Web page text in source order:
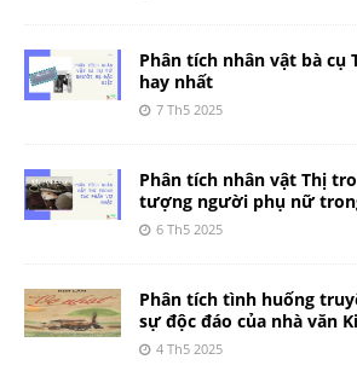
Phân tích nhân vật bà cụ
hay nhất
7 Th5 2025
Phân tích nhân vật Thị
tượng người phụ nữ
6 Th5 2025
Phân tích tình huống
sự độc đáo của nhà văn
4 Th5 2025